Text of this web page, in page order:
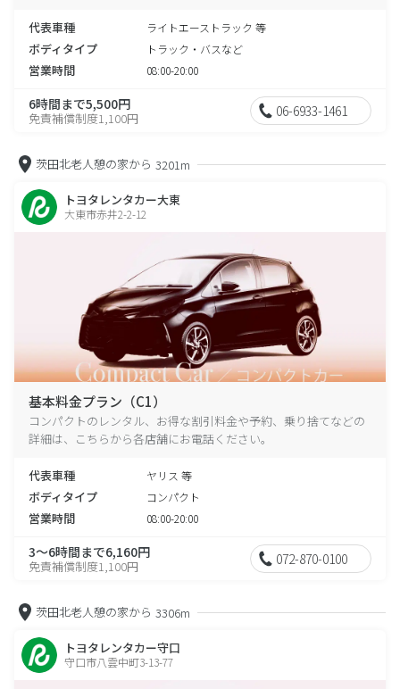
代表車種 ライトエーストラック 等
ボディタイプ トラック・バスなど
営業時間 08:00-20:00
6時間まで5,500円
免責補償制度1,100円 06-6933-1461
茨田北老人憩の家から 3201m
トヨタレンタカー大東
大東市赤井2-2-12
基本料金プラン（C1）
コンパクトのレンタル、お得な割引料金や予約、乗り捨てなどの
詳細は、こちらから各店舗にお電話ください。
代表車種 ヤリス 等
ボディタイプ コンパクト
営業時間 08:00-20:00
3～6時間まで6,160円
免責補償制度1,100円 072-870-0100
茨田北老人憩の家から 3306m
トヨタレンタカー守口
守口市八雲中町3-13-77